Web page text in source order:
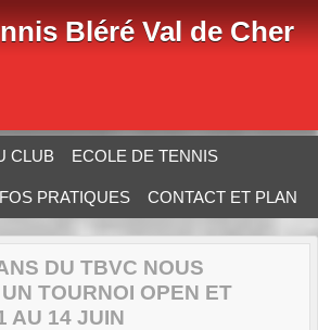
Bléré Val de Cher
CLUB ECOLE DE TENNIS
PRATIQUES CONTACT ET PLAN
DU TBVC NOUS
TOURNOI OPEN ET
AU 14 JUIN
cookies